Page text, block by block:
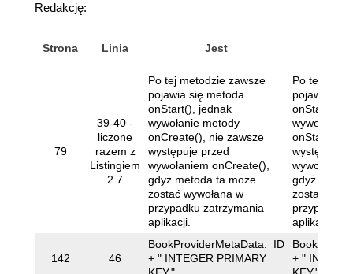
Redakcję:
Strona Linia Jest
79
39-40 -
liczone
razem z
Listingiem
2.7
Po tej metodzie zawsze
pojawia się metoda
onStart(), jednak
wywołanie metody
onCreate(), nie zawsze
występuje przed
wywołaniem onCreate(),
gdyż metoda ta może
zostać wywołana w
przypadku zatrzymania
aplikacji.
Po tej
pojawia się
onStart(),
wywołanie
onStart(),
występuje
gdyż
zostać
przypadku
aplikacji.
142 46
BookProviderMetaData._ID
+ " INTEGER PRIMARY
+ "